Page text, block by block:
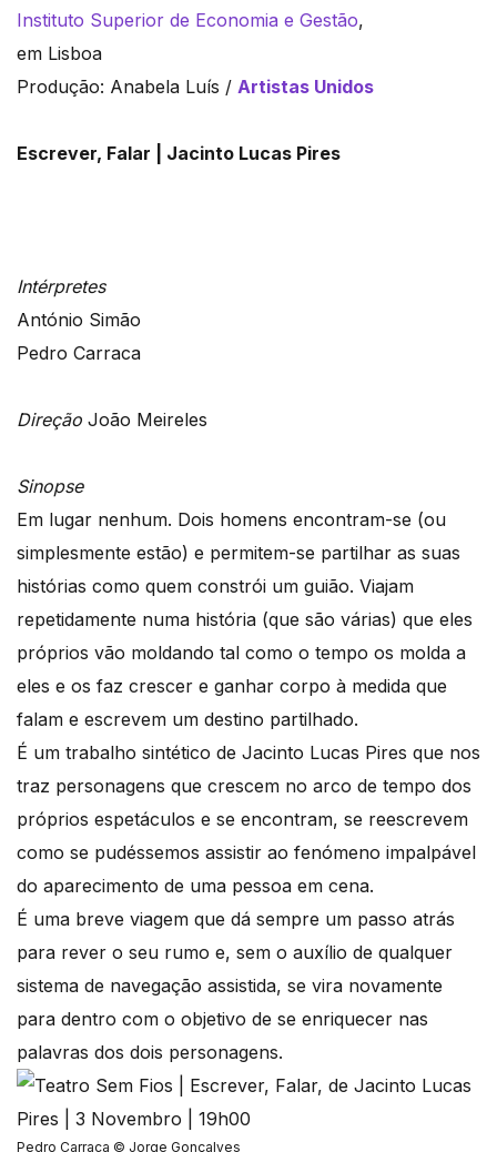
Instituto Superior de Economia e Gestão,
em Lisboa
Produção: Anabela Luís / Artistas Unidos
Escrever, Falar | Jacinto Lucas Pires
Intérpretes
António Simão
Pedro Carraca
Direção João Meireles
Sinopse
Em lugar nenhum. Dois homens encontram-se (ou
simplesmente estão) e permitem-se partilhar as suas
histórias como quem constrói um guião. Viajam
repetidamente numa história (que são várias) que eles
próprios vão moldando tal como o tempo os molda a
eles e os faz crescer e ganhar corpo à medida que
falam e escrevem um destino partilhado.
É um trabalho sintético de Jacinto Lucas Pires que nos
traz personagens que crescem no arco de tempo dos
próprios espetáculos e se encontram, se reescrevem
como se pudéssemos assistir ao fenómeno impalpável
do aparecimento de uma pessoa em cena.
É uma breve viagem que dá sempre um passo atrás
para rever o seu rumo e, sem o auxílio de qualquer
sistema de navegação assistida, se vira novamente
para dentro com o objetivo de se enriquecer nas
palavras dos dois personagens.
Pedro Carraca © Jorge Gonçalves